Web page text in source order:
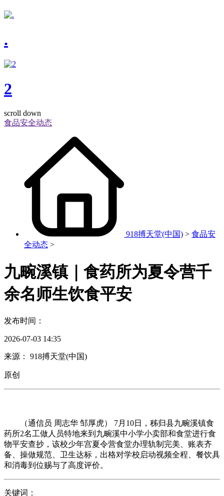
.
2
scroll down
食品安全动态
918搏天堂(中国) > 食品安
全动态 >
九畹溪镇｜食药所为夏令营千
余名师生饮食平安
发布时间：
2026-07-03 14:35
来源： 918搏天堂(中国)
原创
（通信员 周志华 邹厚虎） 7月10日，秭归县九畹溪镇食
药所2名工做人员特地来到九畹溪中小学小卖部和食堂进行食
物平安查抄，该校少年宫夏令营食堂办理轨制完美、账表齐
备、操做规范、卫生达标，出格对学校启动视频全程、餐饮具
和消毒到位赐与了高度评价。
关键词：